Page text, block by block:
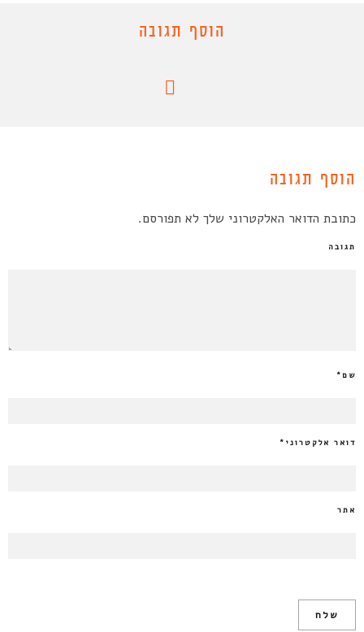
הוסף תגובה
הוסף תגובה
כתובת הדואר האלקטרוני שלך לא תפורסם.
תגובה
שם*
דואר אלקטרוני *
אתר